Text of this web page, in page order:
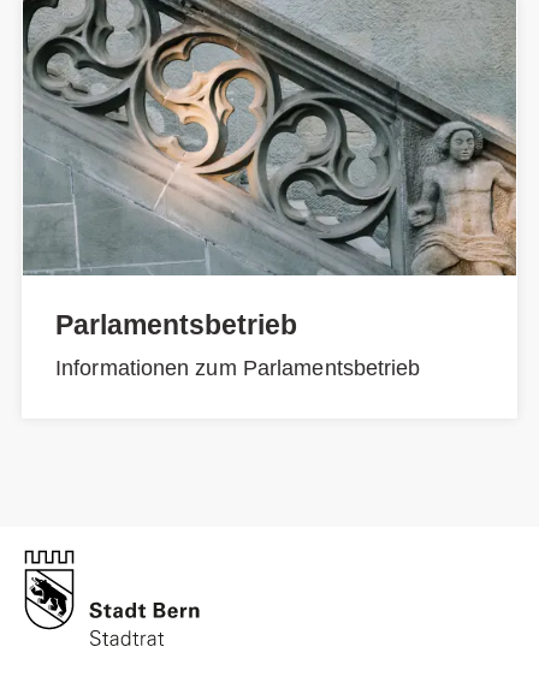
Parlamentsbetrieb
Informationen zum Parlamentsbetrieb